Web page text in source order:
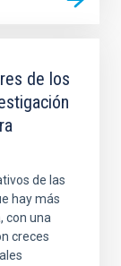
de los
de las
hay más
con una
creces